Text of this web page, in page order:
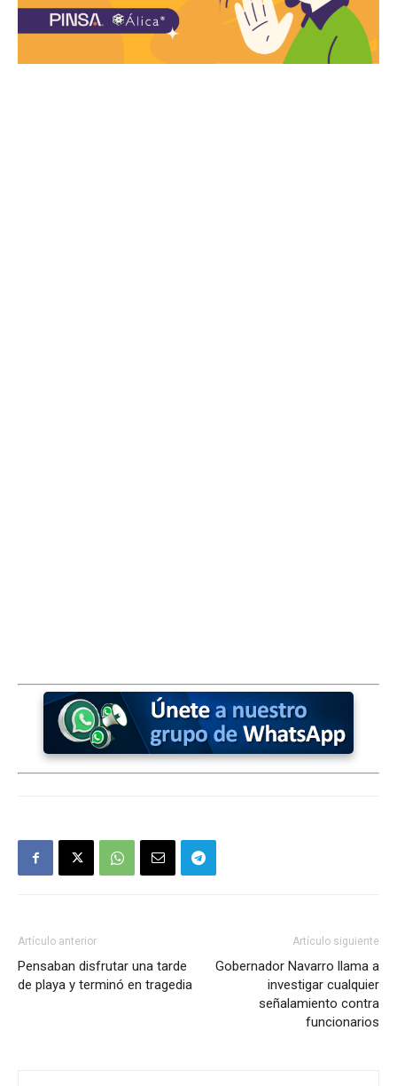
Artículo anterior
Pensaban disfrutar una tarde
de playa y terminó en tragedia
Artículo siguiente
Gobernador Navarro llama a
investigar cualquier
señalamiento contra
funcionarios